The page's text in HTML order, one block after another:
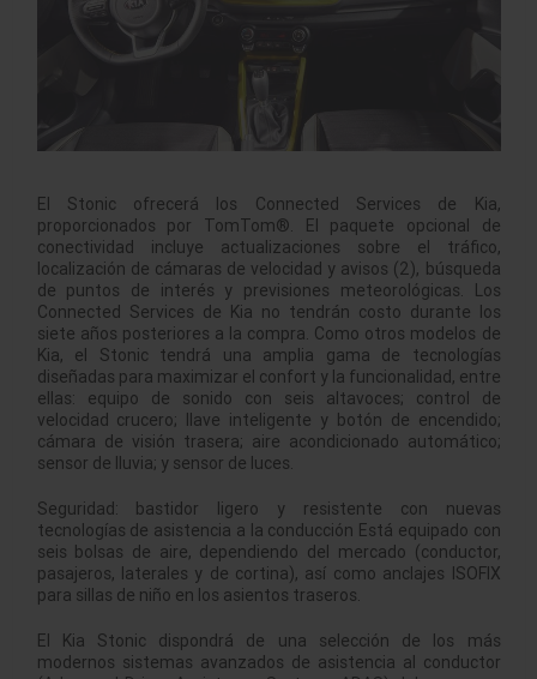
El Stonic ofrecerá los Connected Services de Kia,
proporcionados por TomTom®. El paquete opcional de
conectividad incluye actualizaciones sobre el tráfico,
localización de cámaras de velocidad y avisos (2), búsqueda
de puntos de interés y previsiones meteorológicas. Los
Connected Services de Kia no tendrán costo durante los
siete años posteriores a la compra. Como otros modelos de
Kia, el Stonic tendrá una amplia gama de tecnologías
diseñadas para maximizar el confort y la funcionalidad, entre
ellas: equipo de sonido con seis altavoces; control de
velocidad crucero; llave inteligente y botón de encendido;
cámara de visión trasera; aire acondicionado automático;
sensor de lluvia; y sensor de luces.
Seguridad: bastidor ligero y resistente con nuevas
tecnologías de asistencia a la conducción Está equipado con
seis bolsas de aire, dependiendo del mercado (conductor,
pasajeros, laterales y de cortina), así como anclajes ISOFIX
para sillas de niño en los asientos traseros.
El Kia Stonic dispondrá de una selección de los más
modernos sistemas avanzados de asistencia al conductor